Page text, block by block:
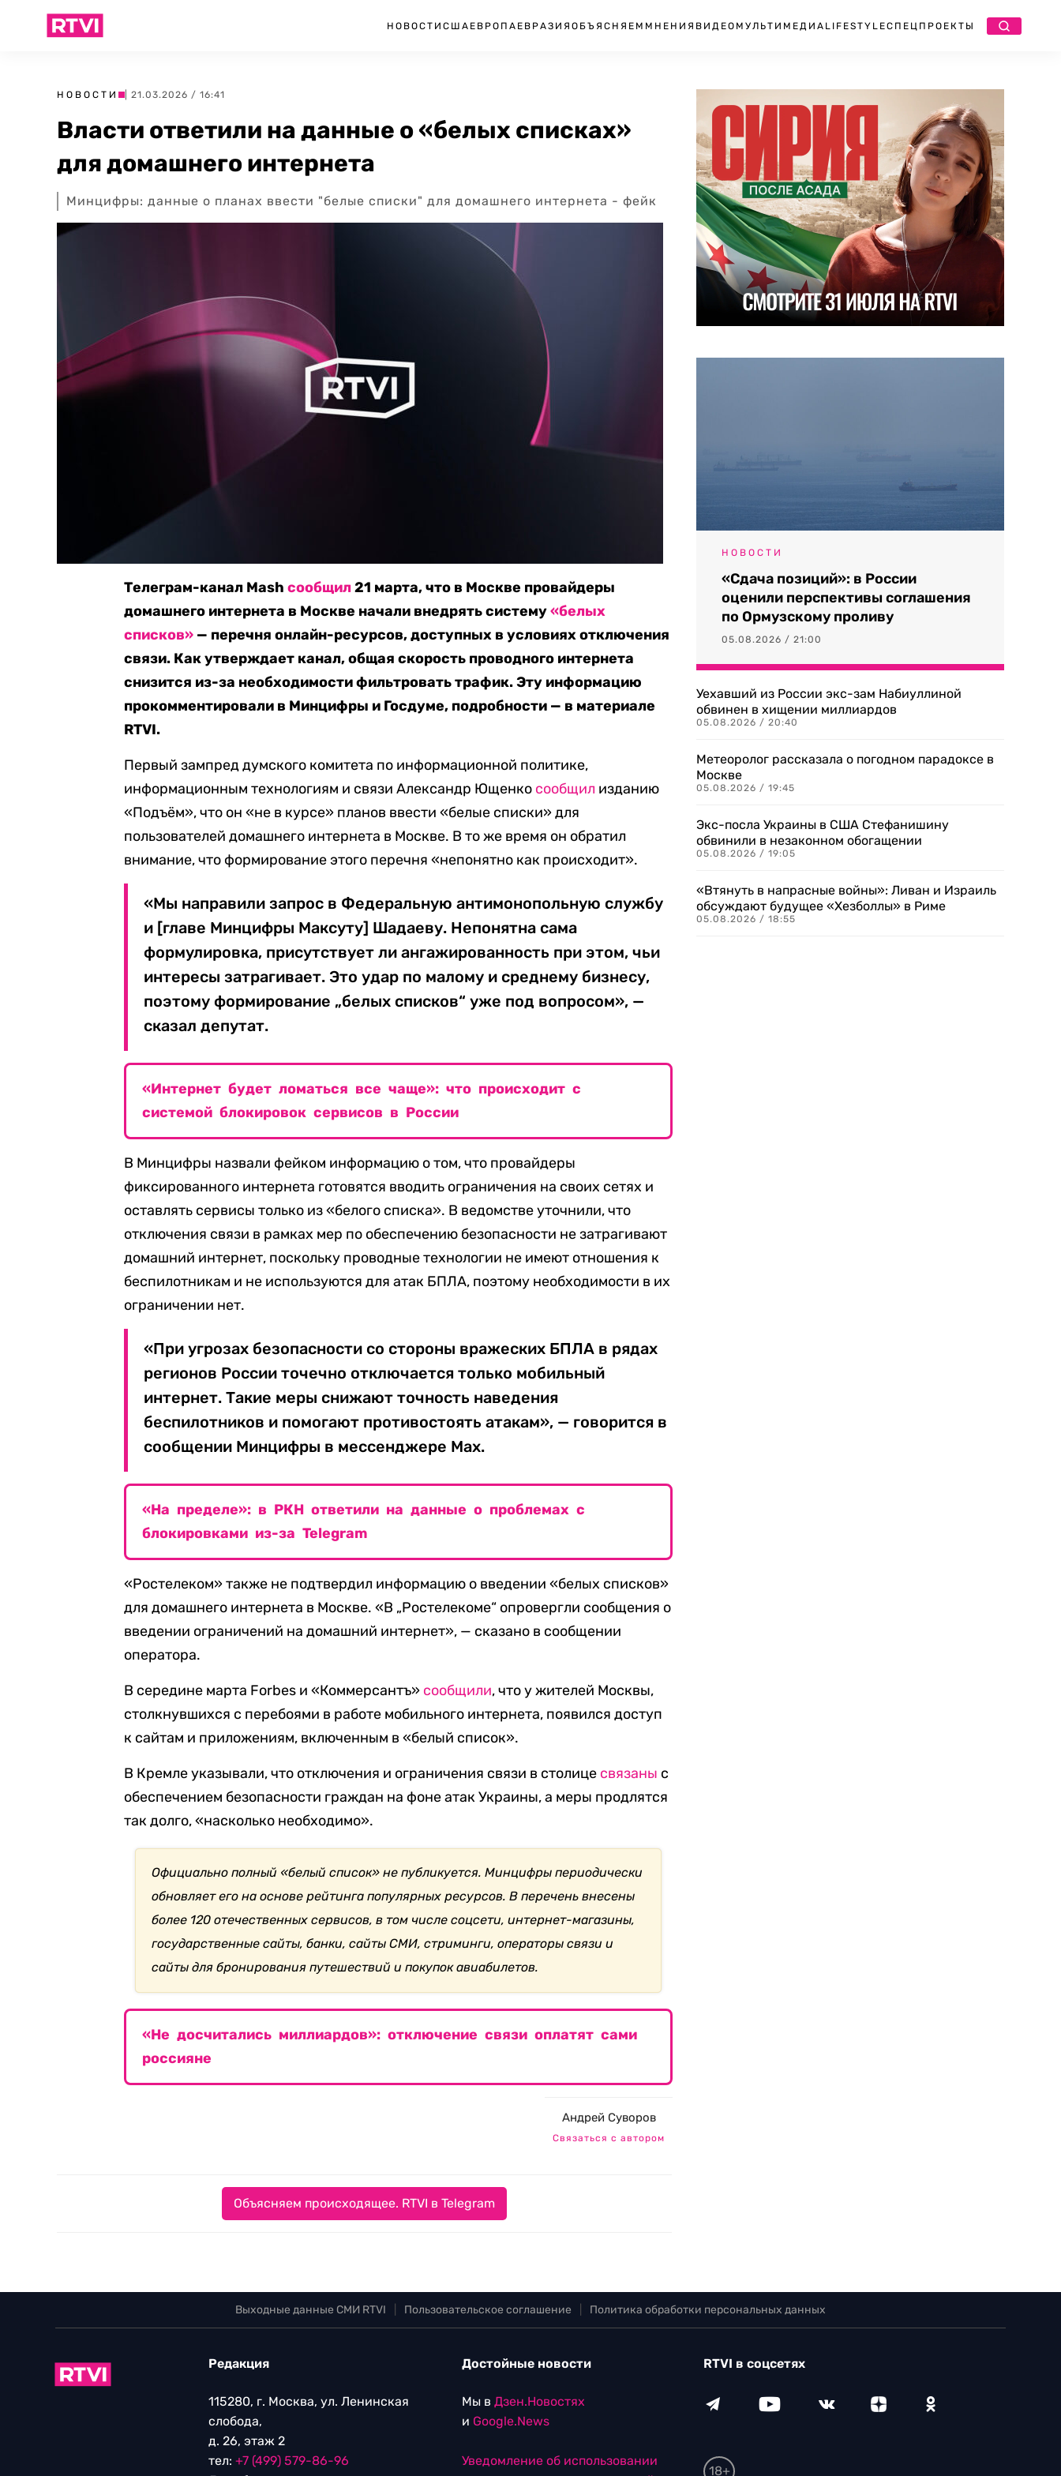
НОВОСТИ США ЕВРОПА ЕВРАЗИЯ ОБЪЯСНЯЕМ МНЕНИЯ ВИДЕО МУЛЬТИМЕДИА LIFESTYLEСПЕЦПРОЕКТЫ
НОВОСТИ | 21.03.2026 / 16:41
Власти ответили на данные о «белых списках»
для домашнего интернета
Минцифры: данные о планах ввести "белые списки" для домашнего интернета - фейк
Телеграм-канал Mashсообщил21 марта, что в Москве провайдеры
домашнего интернета в Москве начали внедрять систему«белых
списков» — перечня онлайн-ресурсов, доступных в условиях отключения
связи. Как утверждает канал, общая скорость проводного интернета
снизится из-за необходимости фильтровать трафик. Эту информацию
прокомментировали в Минцифры и Госдуме, подробности — в материале
RTVI.
Первый зампред думского комитета по информационной политике,
информационным технологиям и связи Александр Ющенко сообщил изданию
«Подъём», что он «не в курсе» планов ввести «белые списки» для
пользователей домашнего интернета в Москве. В то же время он обратил
внимание, что формирование этого перечня «непонятно как происходит».
«Мы направили запрос в Федеральную антимонопольную службу
и [главе Минцифры Максуту] Шадаеву. Непонятна сама
формулировка, присутствует ли ангажированность при этом, чьи
интересы затрагивает. Это удар по малому и среднему бизнесу,
поэтому формирование „белых списков“ уже под вопросом», —
сказал депутат.
«Интернет будет ломаться все чаще»: что происходит с
системой блокировок сервисов в России
В Минцифры назвали фейком информацию о том, что провайдеры
фиксированного интернета готовятся вводить ограничения на своих сетях и
оставлять сервисы только из «белого списка». В ведомстве уточнили, что
отключения связи в рамках мер по обеспечению безопасности не затрагивают
домашний интернет, поскольку проводные технологии не имеют отношения к
беспилотникам и не используются для атак БПЛА, поэтому необходимости в их
ограничении нет.
«При угрозах безопасности со стороны вражеских БПЛА в рядах
регионов России точечно отключается только мобильный
интернет. Такие меры снижают точность наведения
беспилотников и помогают противостоять атакам», — говорится в
сообщении Минцифры в мессенджере Max.
«На пределе»: в РКН ответили на данные о проблемах с
блокировками из-за Telegram
«Ростелеком» также не подтвердил информацию о введении «белых списков»
для домашнего интернета в Москве. «В „Ростелекоме“ опровергли сообщения о
введении ограничений на домашний интернет», — сказано в сообщении
оператора.
В середине марта Forbes и «Коммерсантъ» сообщили, что у жителей Москвы,
столкнувшихся с перебоями в работе мобильного интернета, появился доступ
к сайтам и приложениям, включенным в «белый список».
В Кремле указывали, что отключения и ограничения связи в столице связаны с
обеспечением безопасности граждан на фоне атак Украины, а меры продлятся
так долго, «насколько необходимо».
Официально полный «белый список» не публикуется. Минцифры периодически
обновляет его на основе рейтинга популярных ресурсов. В перечень внесены
более 120 отечественных сервисов, в том числе соцсети, интернет-магазины,
государственные сайты, банки, сайты СМИ, стриминги, операторы связи и
сайты для бронирования путешествий и покупок авиабилетов.
«Не досчитались миллиардов»: отключение связи оплатят сами
россияне
Андрей Суворов
Связаться с автором
Объясняем происходящее. RTVI в Telegram
НОВОСТИ
«Сдача позиций»: в России
оценили перспективы соглашения
по Ормузскому проливу
05.08.2026 / 21:00
Уехавший из России экс-зам Набиуллиной
обвинен в хищении миллиардов
05.08.2026 / 20:40
Метеоролог рассказала о погодном парадоксе в
Москве
05.08.2026 / 19:45
Экс-посла Украины в США Стефанишину
обвинили в незаконном обогащении
05.08.2026 / 19:05
«Втянуть в напрасные войны»: Ливан и Израиль
обсуждают будущее «Хезболлы» в Риме
05.08.2026 / 18:55
Выходные данные СМИ RTVI Пользовательское соглашение Политика обработки персональных данных
Редакция
115280, г. Москва, ул. Ленинская
слобода,
д. 26, этаж 2
тел: +7 (499) 579-86-96
Достойные новости
Мы в Дзен.Новостях
и Google.News
Уведомление об использовании
RTVI в соцсетях
18+